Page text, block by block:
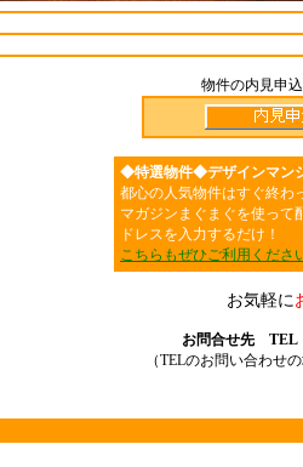
物件の内見申
◆特選物件◆デザインマン
都心の人気物件はすぐ終わ
マガジンまぐまぐを使って
ドレスを入力するだけ！
こちらもぜひご利用くださ
お気軽に
お問合せ先 TEL
（TELのお問い合わせ